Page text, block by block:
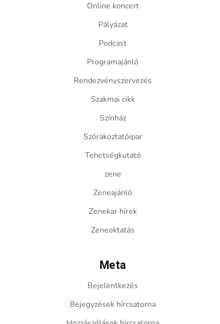
Online koncert
Pályázat
Podcast
Programajánló
Rendezvényszervezés
Szakmai cikk
Színház
Szórakoztatóipar
Tehetségkutató
zene
Zeneajánló
Zenekar hírek
Zeneoktatás
Meta
Bejelentkezés
Bejegyzések hírcsatorna